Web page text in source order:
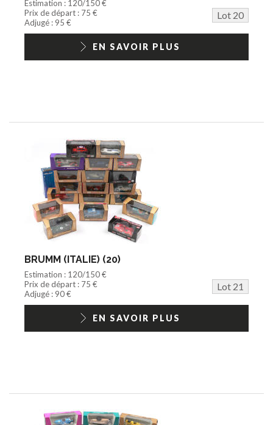
Estimation : 120/150 €
Prix de départ : 75 €
Lot 20
Adjugé : 95 €
EN SAVOIR PLUS
BRUMM (ITALIE) (20)
Estimation : 120/150 €
Prix de départ : 75 €
Lot 21
Adjugé : 90 €
EN SAVOIR PLUS